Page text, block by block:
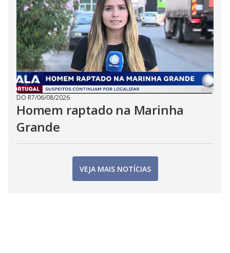
DO R7/06/08/2026
Homem raptado na Marinha
Grande
VEJA MAIS NOTÍCIAS